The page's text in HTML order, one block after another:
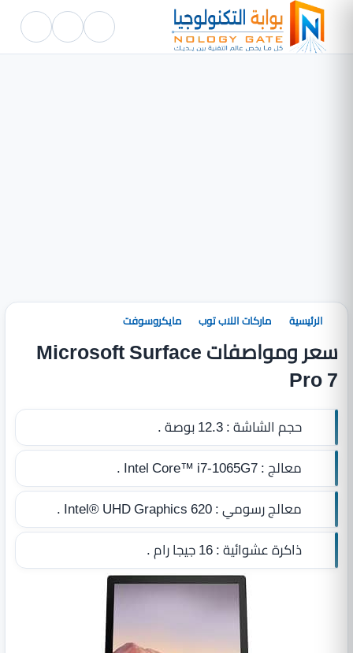
الرئيسية ماركات اللاب توب مايكروسوفت
سعر ومواصفات Microsoft Surface
Pro 7
حجم الشاشة :12.3 بوصة .
معالج :Intel Core™ i7-1065G7 .
معالج رسومي :Intel® UHD Graphics 620 .
ذاكرة عشوائية :16 جيجا رام .